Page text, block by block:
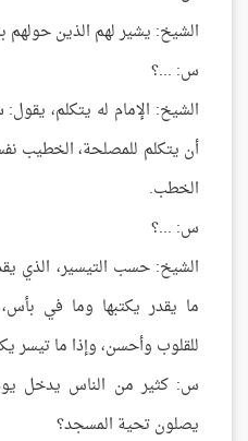
الشيخ: يشير لهم الذين حولهم
س: ...؟
الشيخ: الإمام له يتكلم،
أن يتكلم للمصلحة، الخطيب
الخطب.
س: ...؟
الشيخ: حسب التيسير، الذي
ما يقدر يكتبها وما في
للقلوب وأحسن، وإذا ما تيسر
س: كثير من الناس يدخل
يصلون تحية المسجد؟